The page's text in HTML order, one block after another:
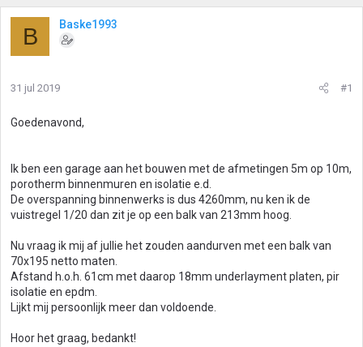
B Baske1993
31 jul 2019 #1
Goedenavond,
Ik ben een garage aan het bouwen met de afmetingen 5m op 10m,
porotherm binnenmuren en isolatie e.d.
De overspanning binnenwerks is dus 4260mm, nu ken ik de
vuistregel 1/20 dan zit je op een balk van 213mm hoog.
Nu vraag ik mij af jullie het zouden aandurven met een balk van
70x195 netto maten.
Afstand h.o.h. 61cm met daarop 18mm underlayment platen, pir
isolatie en epdm.
Lijkt mij persoonlijk meer dan voldoende.
Hoor het graag, bedankt!